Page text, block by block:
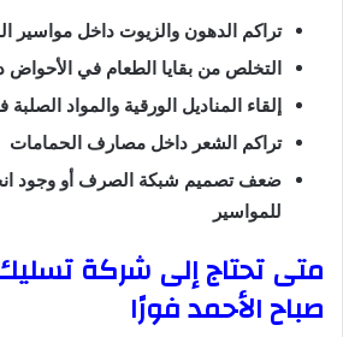
تراكم الدهون والزيوت داخل مواسير
التخلص من بقايا الطعام في
إلقاء المناديل الورقية والمواد
تراكم الشعر داخل مصارف الحمامات
ضعف تصميم شبكة الصرف أو وجود
للمواسير
متى تحتاج إلى شركة
صباح الأحمد فورًا